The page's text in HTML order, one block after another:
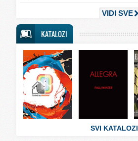
Svet sporta
Svet tehnike
Svet ugostiteljstva
Svet zabave i umetnosti
Svet zanimljivosti
Svet zdravlja
VIDI SVE
KATALOZI
SVI KATALOZI